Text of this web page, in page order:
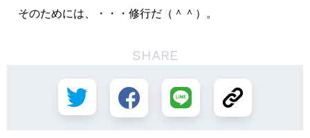
そのためには、・・・修行だ（＾＾）。
SHARE